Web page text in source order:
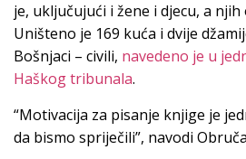
je, uključujući i žene i djecu, a
Uništeno je 169 kuća i dvije
Bošnjaci – civili, navedeno je u
Haškog tribunala.
“Motivacija za pisanje knjige je
da bismo spriječili”, navodi